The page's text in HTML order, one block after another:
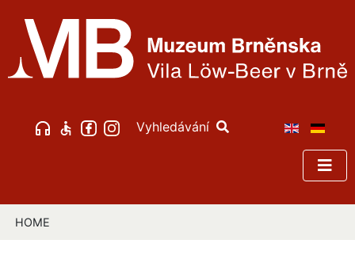
Vyhledávání
HOME